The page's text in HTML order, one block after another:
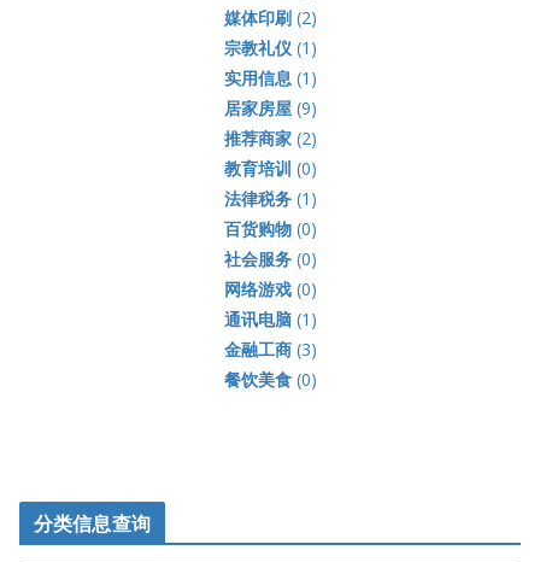
媒体印刷(2)
宗教礼仪(1)
实用信息 (1)
居家房屋(9)
推荐商家(2)
教育培训 (0)
法律税务(1)
百货购物(0)
社会服务(0)
网络游戏(0)
通讯电脑(1)
金融工商(3)
餐饮美食(0)
分类信息查询